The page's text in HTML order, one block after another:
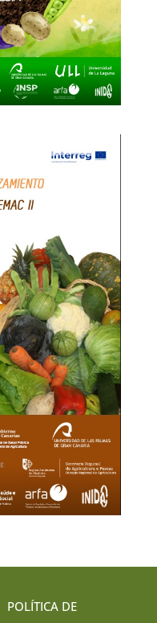
POLÍTICA DE